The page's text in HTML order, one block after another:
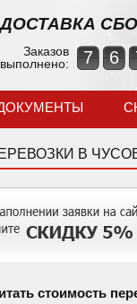
ДОСТАВКА
Заказов
выполнено:
7 6
В
стоимость